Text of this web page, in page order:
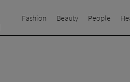
Fashion Beauty People